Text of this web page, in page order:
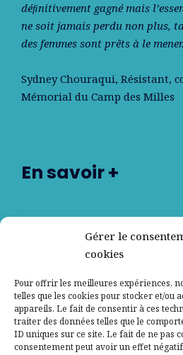
Gérer le
cookies
Pour offrir les meilleures expériences,
telles que les cookies pour stocker et/ou
appareils. Le fait de consentir à ces
traiter des données telles que le
ID uniques sur ce site. Le fait de ne pas
consentement peut avoir un effet
déﬁnitivement gagné mais
ne soit jamais perdu non plus,
des femmes sont prêts à le
Sydney Chouraqui, Résistant,
Mémorial du Camp des Milles
En savoir +
Nos partenaires
Contactez-nous
Mentions légales